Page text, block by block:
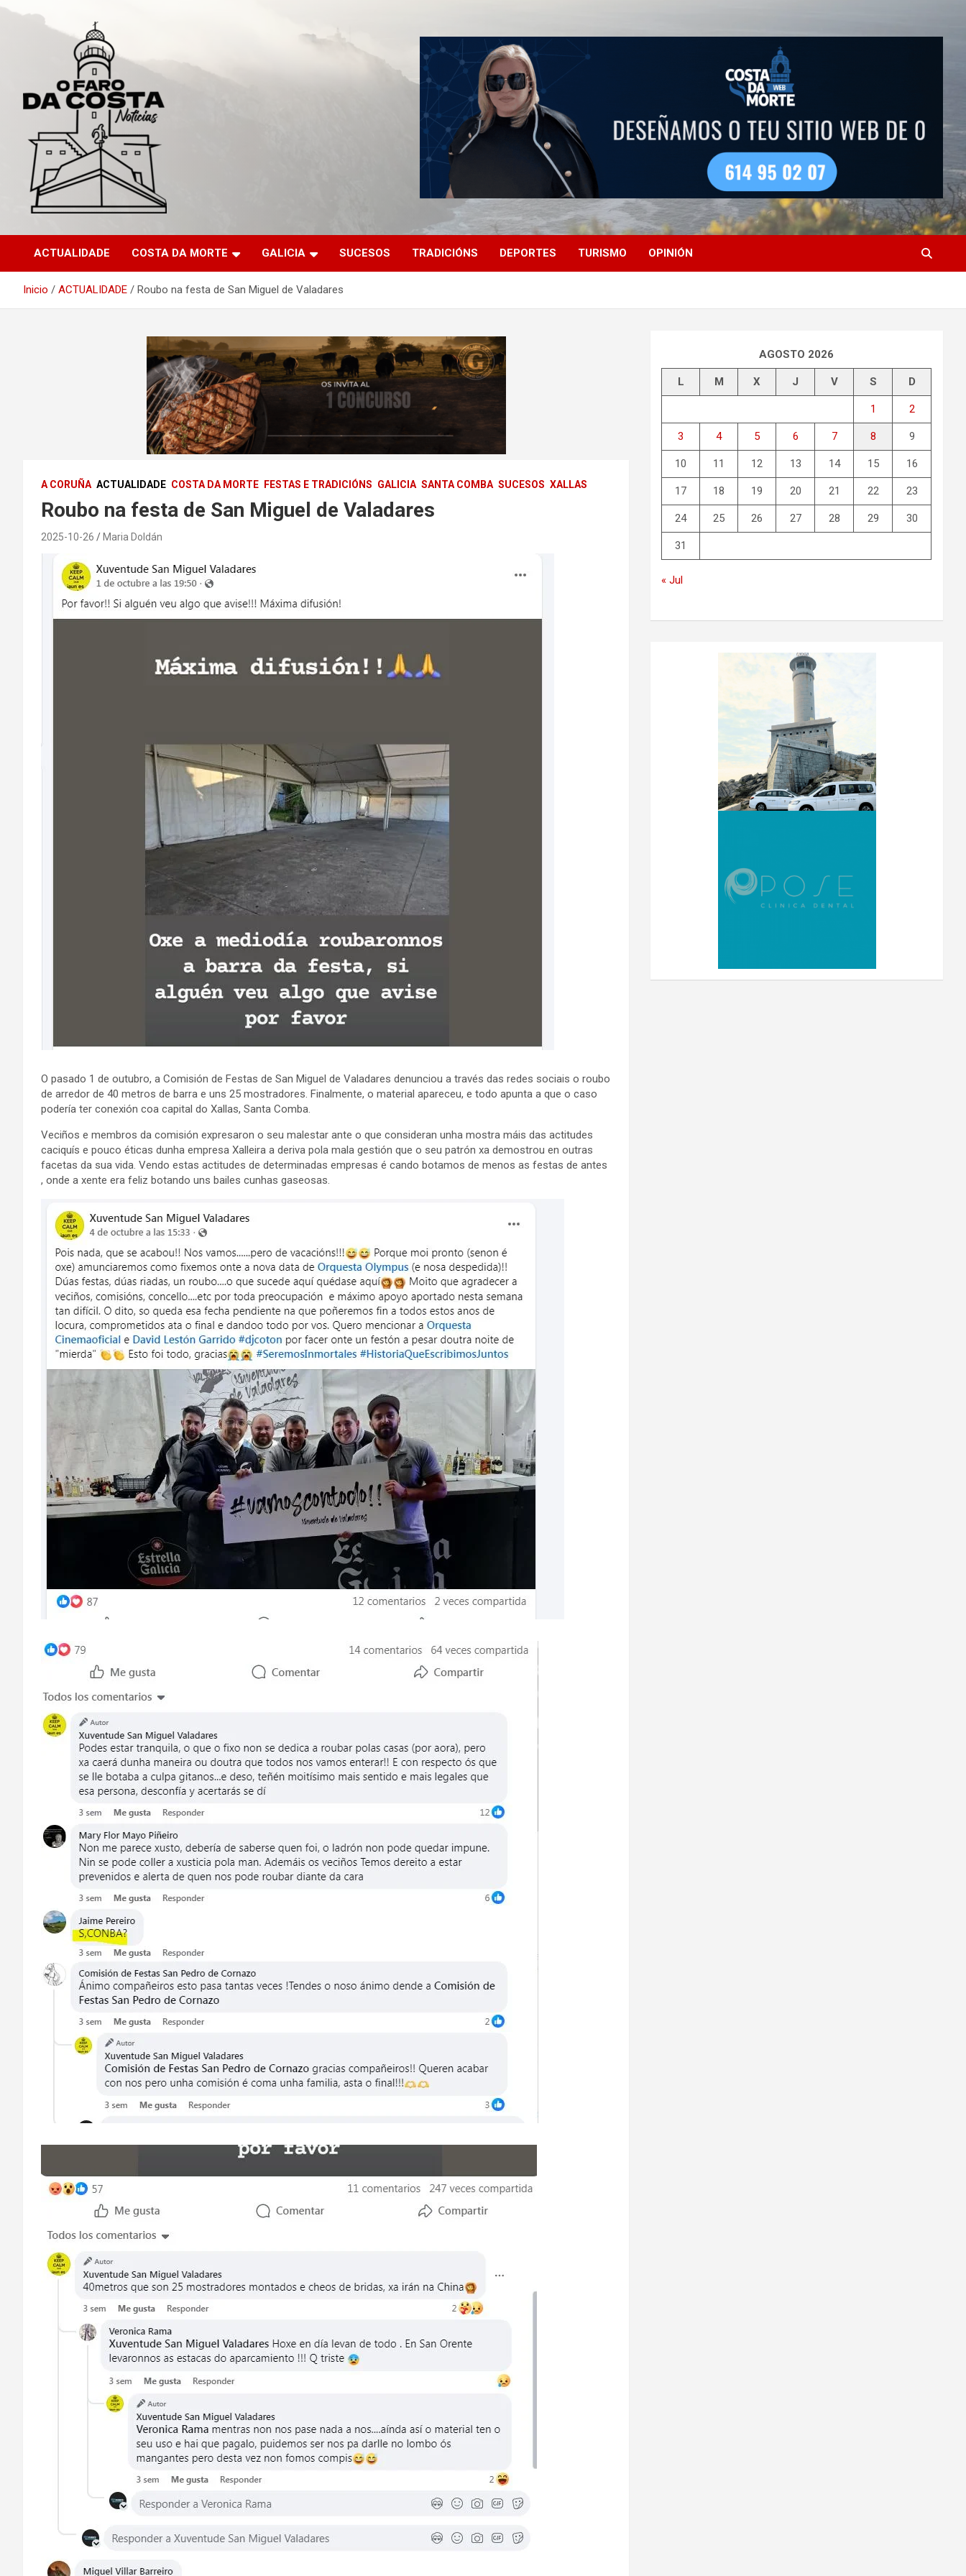
Saltar
ACTUALIDADE COSTA DA MORTE GALICIA SUCESOS TRADICIÓNS DEPORTES TURISMO OPINIÓN
Inicio ACTUALIDADE Roubo na festa de San Miguel de Valadares
A CORUÑA ACTUALIDADE COSTA DA MORTE FESTAS E TRADICIÓNS GALICIA SANTA COMBA SUCESOS XALLAS
Roubo na festa de San Miguel de Valadares
2025-10-26 Maria Doldán
O pasado 1 de outubro, a Comisión de Festas de San Miguel de Valadares denunciou a través das redes sociais o roubo
de arredor de 40 metros de barra e uns 25 mostradores. Finalmente, o material apareceu, e todo apunta a que o caso
podería ter conexión coa capital do Xallas, Santa Comba.
Veciños e membros da comisión expresaron o seu malestar ante o que consideran unha mostra máis das actitudes
caciquís e pouco éticas dunha empresa Xalleira a deriva pola mala gestión que o seu patrón xa demostrou en outras
facetas da sua vida. Vendo estas actitudes de determinadas empresas é cando botamos de menos as festas de antes
, onde a xente era feliz botando uns bailes cunhas gaseosas.
AGOSTO 2026
L M X J V S D
1 2
3 4 5 6 7 8 9
10 11 12 13 14 15 16
17 18 19 20 21 22 23
24 25 26 27 28 29 30
31
« Jul